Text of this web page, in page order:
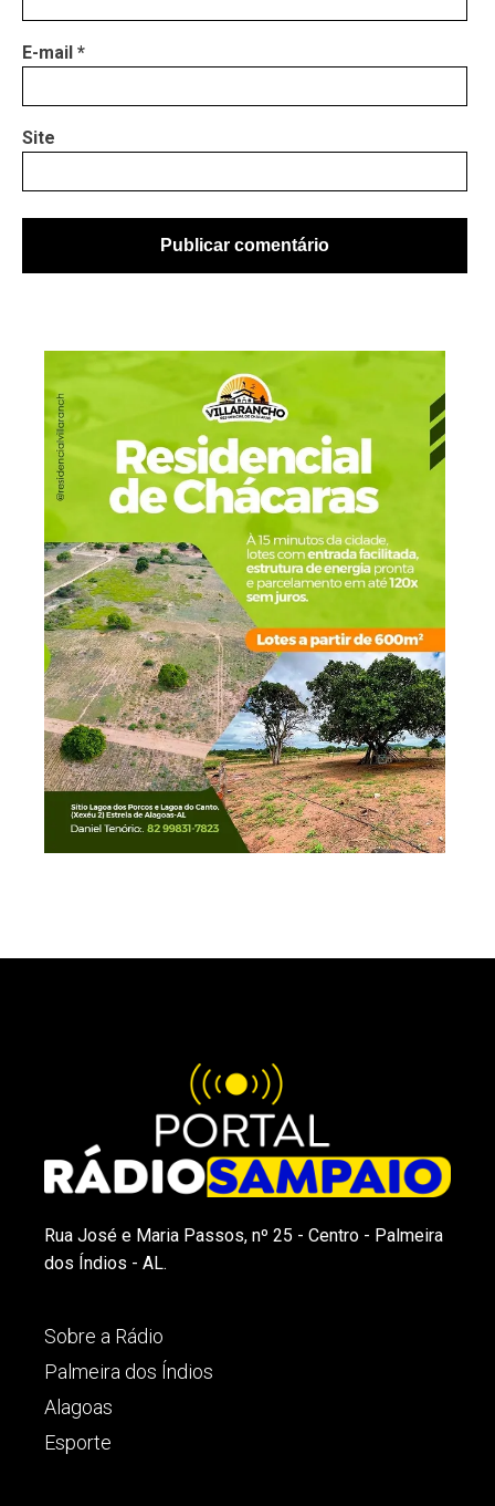
E-mail *
Site
Rua José e Maria Passos, nº 25 - Centro - Palmeira
dos Índios - AL.
Sobre a Rádio
Palmeira dos Índios
Alagoas
Esporte